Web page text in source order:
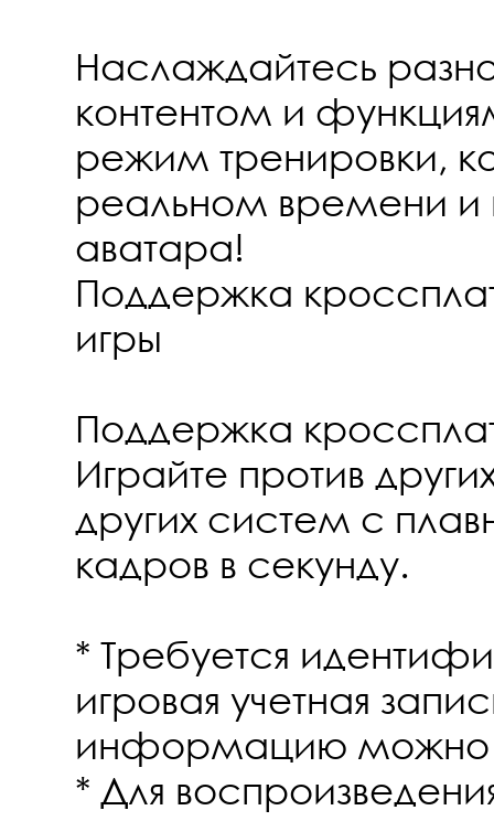
Наслаждайтесь
контентом и
режим тренировки,
реальном времени и
аватара!
Поддержка
игры
Поддержка
Играйте против
других систем с
кадров в секунду.
* Требуется
игровая учетная
информацию можно
* Для